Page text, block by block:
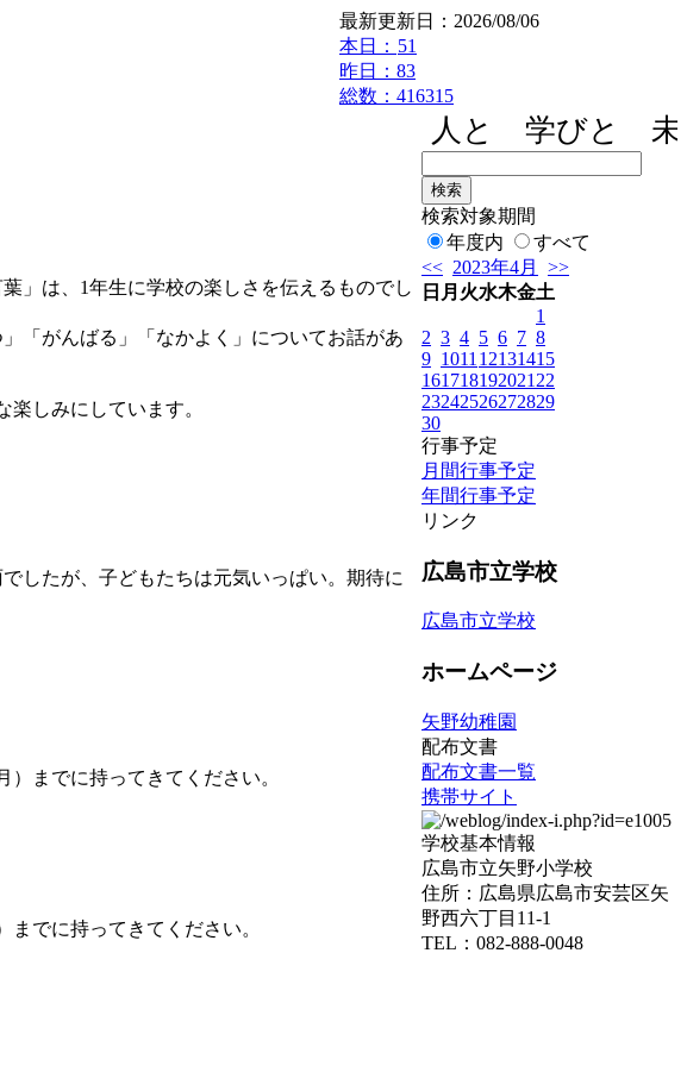
最新更新日：2026/08/06
本日： 51
昨日：83
総数：416315
人と 学びと 未
」は、1年生に学校の楽しさを伝えるものでし
「がんばる」「なかよく」についてお話があ
しみにしています。
したが、子どもたちは元気いっぱい。期待に
までに持ってきてください。
でに持ってきてください。
検索対象期間
年度内
すべて
<< 2023年4月
>>
日 月 火水木金土
1
2 3 4 5 6 7 8
9 1011 12131415
161718192021 22
23242526272829
30
行事予定
月間行事予定
年間行事予定
リンク
広島市立学校
広島市立学校
ホームページ
矢野幼稚園
配布文書
配布文書一覧
携帯サイト
学校基本情報
広島市立矢野小学校
住所：広島県広島市安芸区矢
野西六丁目11-1
TEL：082-888-0048